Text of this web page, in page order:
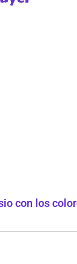
con los